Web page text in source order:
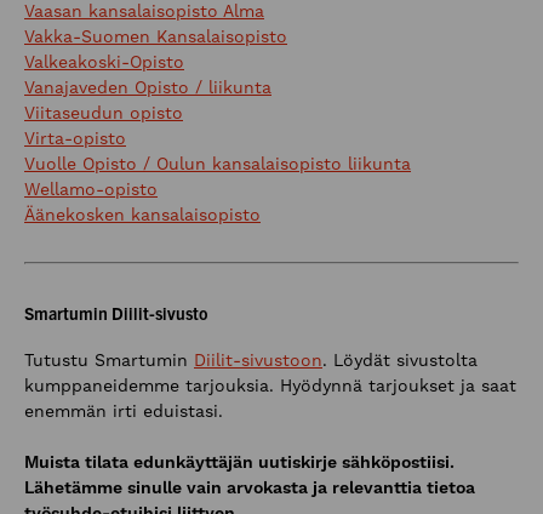
Vaasan kansalaisopisto Alma
Vakka-Suomen Kansalaisopisto
Valkeakoski-Opisto
Vanajaveden Opisto / liikunta
Viitaseudun opisto
Virta-opisto
Vuolle Opisto / Oulun kansalaisopisto liikunta
Wellamo-opisto
Äänekosken kansalaisopisto
Smartumin Diilit-sivusto
Tutustu Smartumin Diilit-sivustoon. Löydät sivustolta
kumppaneidemme tarjouksia. Hyödynnä tarjoukset ja saat
enemmän irti eduistasi.
Muista tilata edunkäyttäjän uutiskirje sähköpostiisi.
Lähetämme sinulle vain arvokasta ja relevanttia tietoa